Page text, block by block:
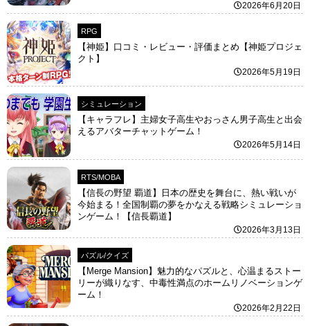
2026年6月20日
RPG
【神姫】口コミ・レビュー・評価まとめ【神姫プロジェ
クト】
2026年5月19日
シミュレーション
【キャラフレ】主婦女子高生やおっさん男子高生と出会
えるアバターチャットゲーム！
2026年5月14日
RTS/MOBA
【信長の野望 覇道】日本の歴史を舞台に、熱い戦いが
今始まる！全国制覇の夢をかなえる戦略シミュレーショ
ンゲーム！【信長覇道】
2026年3月13日
パズル/クイズ
【Merge Mansion】魅力的なパズルと、心温まるストー
リーが織りなす、中毒性満点のホームリノベーションゲ
ーム！
2026年2月22日